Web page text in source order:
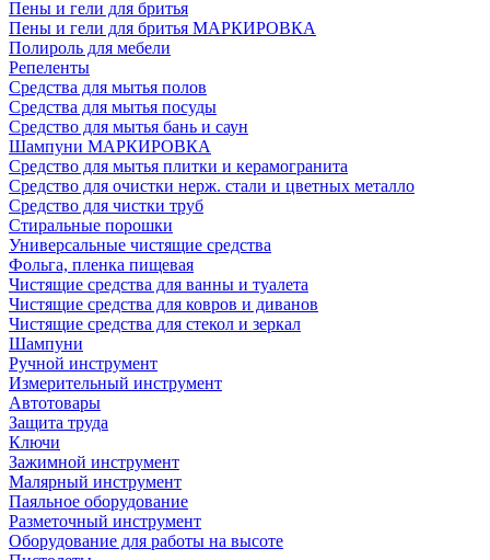
Пены и гели для бритья
Пены и гели для бритья МАРКИРОВКА
Полироль для мебели
Репеленты
Средства для мытья полов
Средства для мытья посуды
Средство для мытья бань и саун
Шампуни МАРКИРОВКА
Средство для мытья плитки и керамогранита
Средство для очистки нерж. стали и цветных металло
Средство для чистки труб
Стиральные порошки
Универсальные чистящие средства
Фольга, пленка пищевая
Чистящие средства для ванны и туалета
Чистящие средства для ковров и диванов
Чистящие средства для стекол и зеркал
Шампуни
Ручной инструмент
Измерительный инструмент
Автотовары
Защита труда
Ключи
Зажимной инструмент
Малярный инструмент
Паяльное оборудование
Разметочный инструмент
Оборудование для работы на высоте